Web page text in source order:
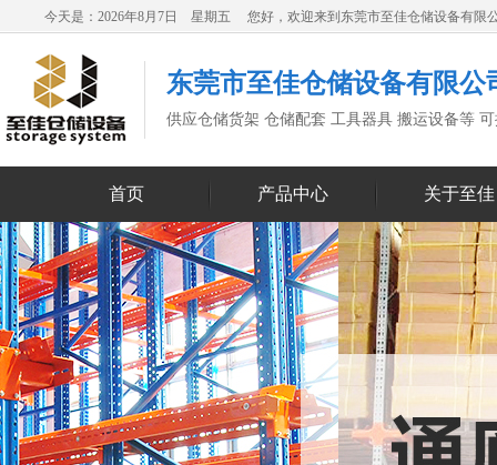
今天是：2026年8月7日 星期五 您好，欢迎来到东莞市至佳仓储设备有限
东莞市至佳仓储设备有限公
供应仓储货架 仓储配套 工具器具 搬运设备等
首页 产品中心 关于至佳